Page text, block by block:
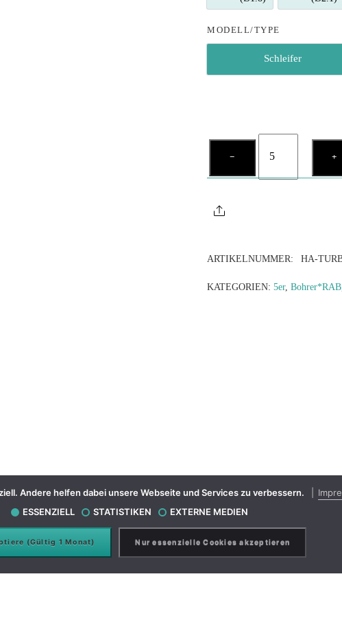
MODELL/TYPE
Schleifer
Schleifer
−
TURBO
Menge
+
Share
ARTIKELNUMMER: HA-
KATEGORIEN:5er,Bohrer*RAB
Andere helfen dabei unsere Webseite und Services zu verbessern.
ESSENZIELL
STATISTIKEN EXTERNE MEDIEN
(Gültig 1 Monat) Nur essenzielle Cookies akzeptieren